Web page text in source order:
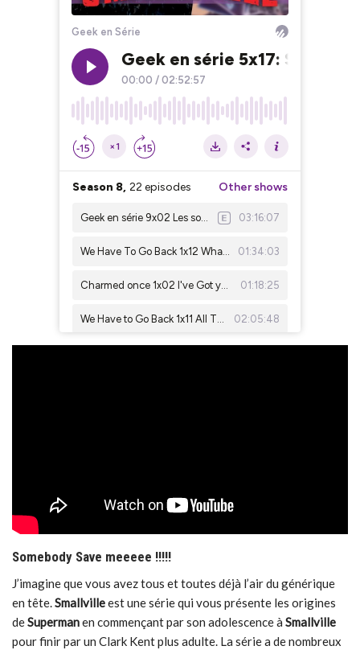
Somebody Save meeeee !!!!!
J’imagine que vous avez tous et toutes déjà l’air du générique
en tête.Smallvilleest une série qui vous présente les origines
deSupermanen commençant par son adolescence à Smallville
pour finir par un Clark Kent plus adulte. La série a de nombreux